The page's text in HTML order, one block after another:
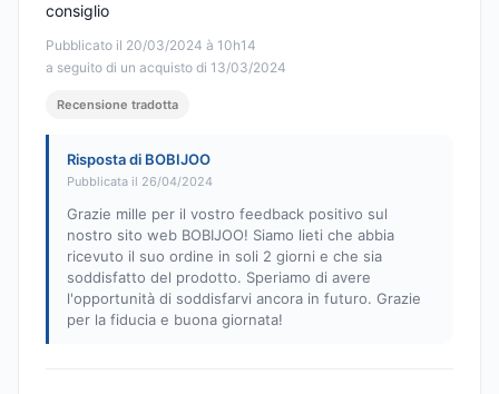
Pubblicato il 20/03/2024 à 10h14
a seguito di un acquisto di 13/03/2024
consiglio
Recensione tradotta
Risposta di BOBIJOO
Pubblicata il 26/04/2024
Grazie mille per il vostro feedback positivo sul
nostro sito web BOBIJOO! Siamo lieti che abbia
ricevuto il suo ordine in soli 2 giorni e che sia
soddisfatto del prodotto. Speriamo di avere
l'opportunità di soddisfarvi ancora in futuro. Grazie
per la fiducia e buona giornata!